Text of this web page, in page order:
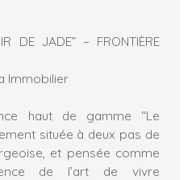
DE JADE” – FRONTIÈRE
Immobilier
haut de gamme “Le
située à deux pas de
et pensée comme
de l’art de vivre